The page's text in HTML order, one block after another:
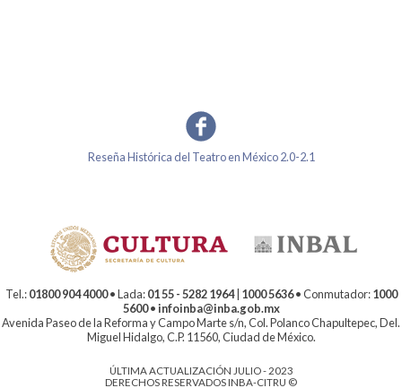
Reseña Histórica del Teatro en México 2.0-2.1
Tel.:01800 904 4000• Lada:01 55 - 5282 1964| 1000 5636• Conmutador:1000
5600•infoinba@inba.gob.mx
Avenida Paseo de la Reforma y Campo Marte s/n, Col. Polanco Chapultepec, Del.
Miguel Hidalgo, C.P. 11560, Ciudad de México.
ÚLTIMA ACTUALIZACIÓN JULIO - 2023
DERECHOS RESERVADOS INBA-CITRU ©